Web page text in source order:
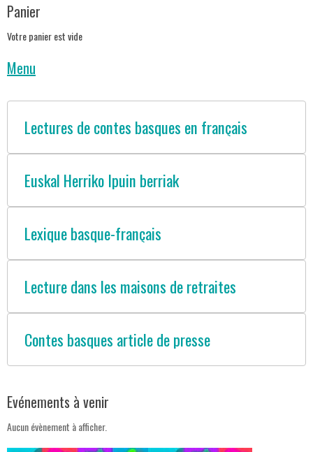
Panier
Votre panier est vide
Menu
Lectures de contes basques en français
Euskal Herriko Ipuin berriak
Lexique basque-français
Lecture dans les maisons de retraites
Contes basques article de presse
Evénements à venir
Aucun évènement à afficher.